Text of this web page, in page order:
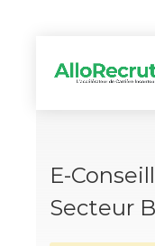
E-
Secteur